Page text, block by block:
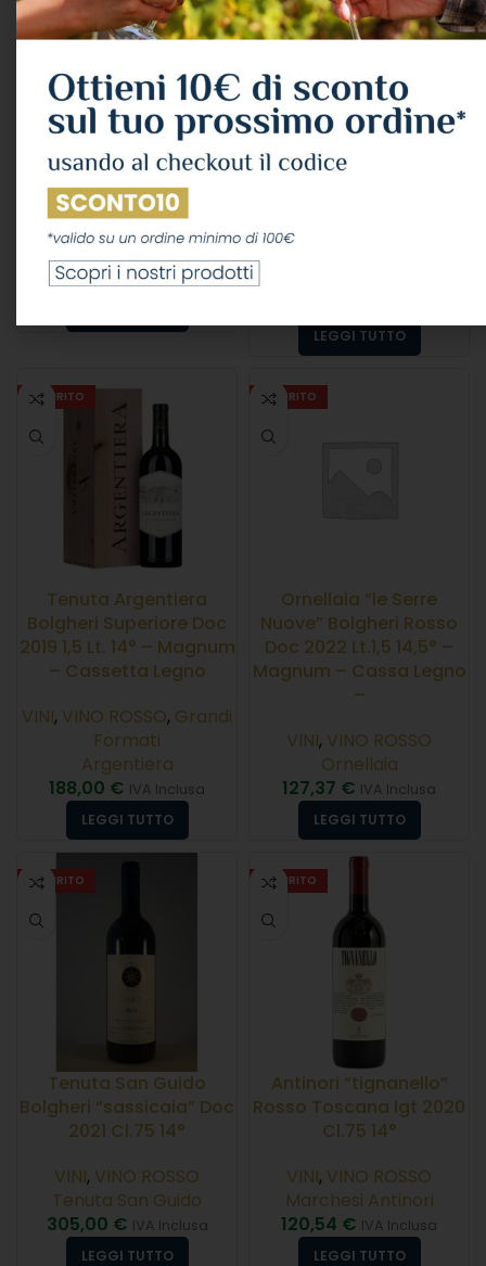
Tenuta San Guido
Bolgheri “sassicaia” Doc
2020 Cl.75 13,5°
VINI,VINO ROSSO
Tenuta San Guido
305,00€ IVA Inclusa
Marchesi Frescobaldi
“luce” Brunello Di
LEGGI TUTTO
ESAURITO
Tenuta Argentiera
Bolgheri Superiore Doc
2019 1,5 Lt. 14° – Magnum
– Cassetta Legno
VINI, VINO ROSSO, Grandi
Formati
Argentiera
188,00 € IVA Inclusa
LEGGI TUTTO
ESAURITO
Ornellaia “le Serre
Nuove” Bolgheri Rosso
Doc 2022 Lt.1,5 14,5° –
Magnum – Cassa Legno
–
VINI, VINO ROSSO
Ornellaia
127,37 € IVA Inclusa
LEGGI TUTTO
ESAURITO
Tenuta San Guido
Bolgheri “sassicaia” Doc
2021 Cl.75 14°
VINI, VINO ROSSO
Tenuta San Guido
305,00 € IVA Inclusa
LEGGI TUTTO
ESAURITO
Antinori “tignanello”
Rosso Toscana Igt 2020
Cl.75 14°
VINI, VINO ROSSO
Marchesi Antinori
120,54 € IVA Inclusa
LEGGI TUTTO